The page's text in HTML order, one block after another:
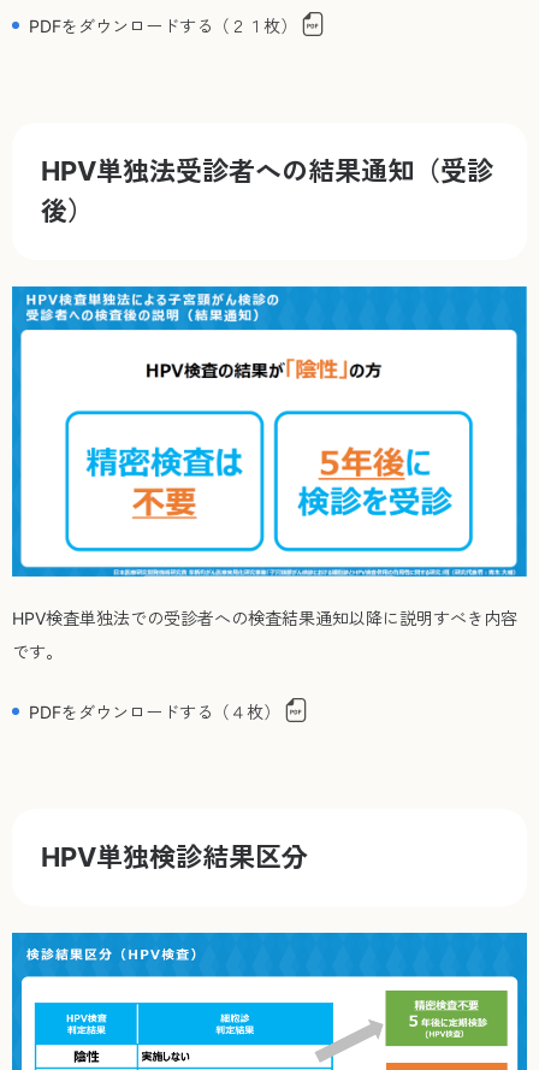
PDFをダウンロードする（２１枚）
HPV単独法受診者への結果通知（受診
後）
HPV検査単独法での受診者への検査結果通知以降に説明すべき内容
です。
PDFをダウンロードする（４枚）
HPV単独検診結果区分